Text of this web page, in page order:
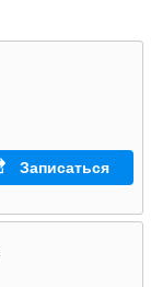
Записаться